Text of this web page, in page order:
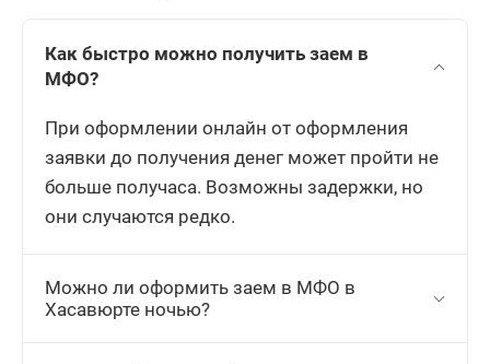
Как быстро можно получить заем в
МФО?
При оформлении онлайн от оформления
заявки до получения денег может пройти не
больше получаса. Возможны задержки, но
они случаются редко.
Можно ли оформить заем в МФО в
Хасавюрте ночью?